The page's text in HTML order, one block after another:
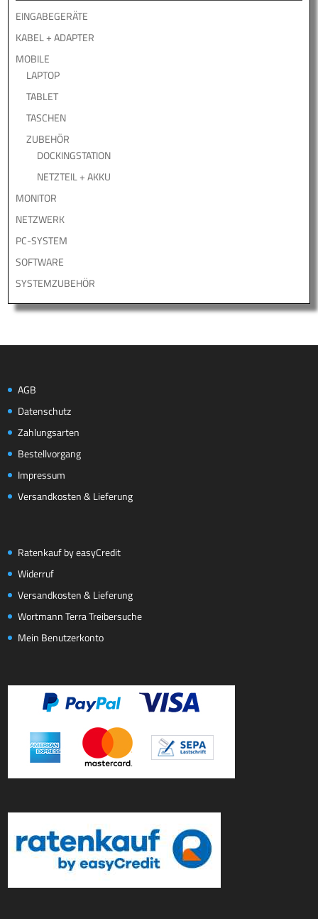
EINGABEGERÄTE
KABEL + ADAPTER
MOBILE
LAPTOP
TABLET
TASCHEN
ZUBEHÖR
DOCKINGSTATION
NETZTEIL + AKKU
MONITOR
NETZWERK
PC-SYSTEM
SOFTWARE
SYSTEMZUBEHÖR
AGB
Datenschutz
Zahlungsarten
Bestellvorgang
Impressum
Versandkosten & Lieferung
Ratenkauf by easyCredit
Widerruf
Versandkosten & Lieferung
Wortmann Terra Treibersuche
Mein Benutzerkonto